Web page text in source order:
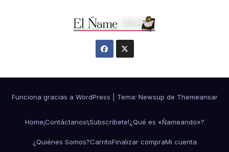
Funciona gracias a WordPress Tema: Newsup de Themeansar
Home¡Contáctanos!¡Subscríbete!¿Qué es «Ñameando»?
¿Quiénes Somos?CarritoFinalizar compraMi cuenta